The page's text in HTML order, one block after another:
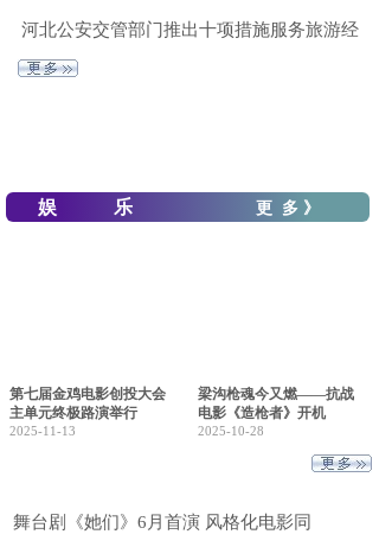
河北公安交管部门推出十项措施服务旅游经
娱 乐 更 多 》
第七届金鸡电影创投大会
主单元终极路演举行
2025-11-13
梁沟枪魂今又燃——抗战
电影《造枪者》开机
2025-10-28
舞台剧《她们》6月首演 风格化电影同